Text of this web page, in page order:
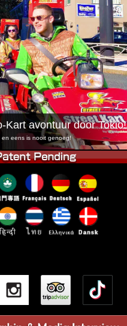
Tokyo Akihabara#1
Tokyo Shibuya
Tokyo Bay
Osaka
Kart avontuur door Tokio!
eens is nooit genoeg!